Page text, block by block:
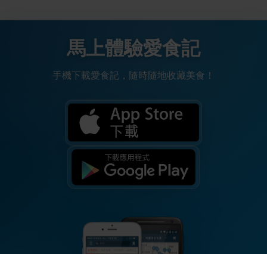
馬上體驗愛食記
手機下載愛食記，隨時隨地收藏美食！